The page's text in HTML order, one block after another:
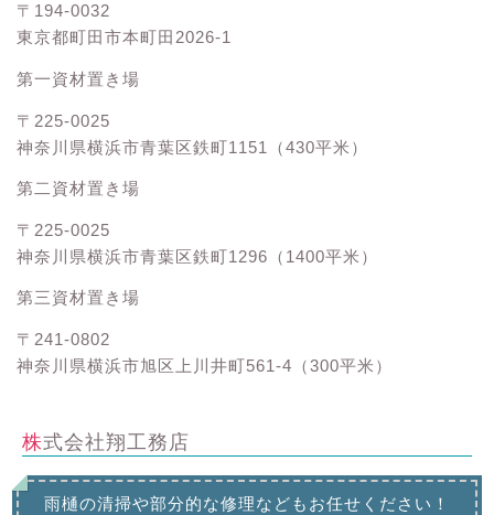
〒194-0032
東京都町田市本町田2026-1
第一資材置き場
〒225-0025
神奈川県横浜市青葉区鉄町1151（430平米）
第二資材置き場
〒225-0025
神奈川県横浜市青葉区鉄町1296（1400平米）
第三資材置き場
〒241-0802
神奈川県横浜市旭区上川井町561-4（300平米）
株式会社翔工務店
雨樋の清掃や部分的な修理などもお任せください！